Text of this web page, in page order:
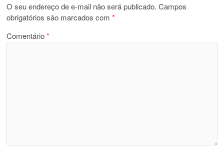
O seu endereço de e-mail não será publicado. Campos
obrigatórios são marcados com*
Comentário*